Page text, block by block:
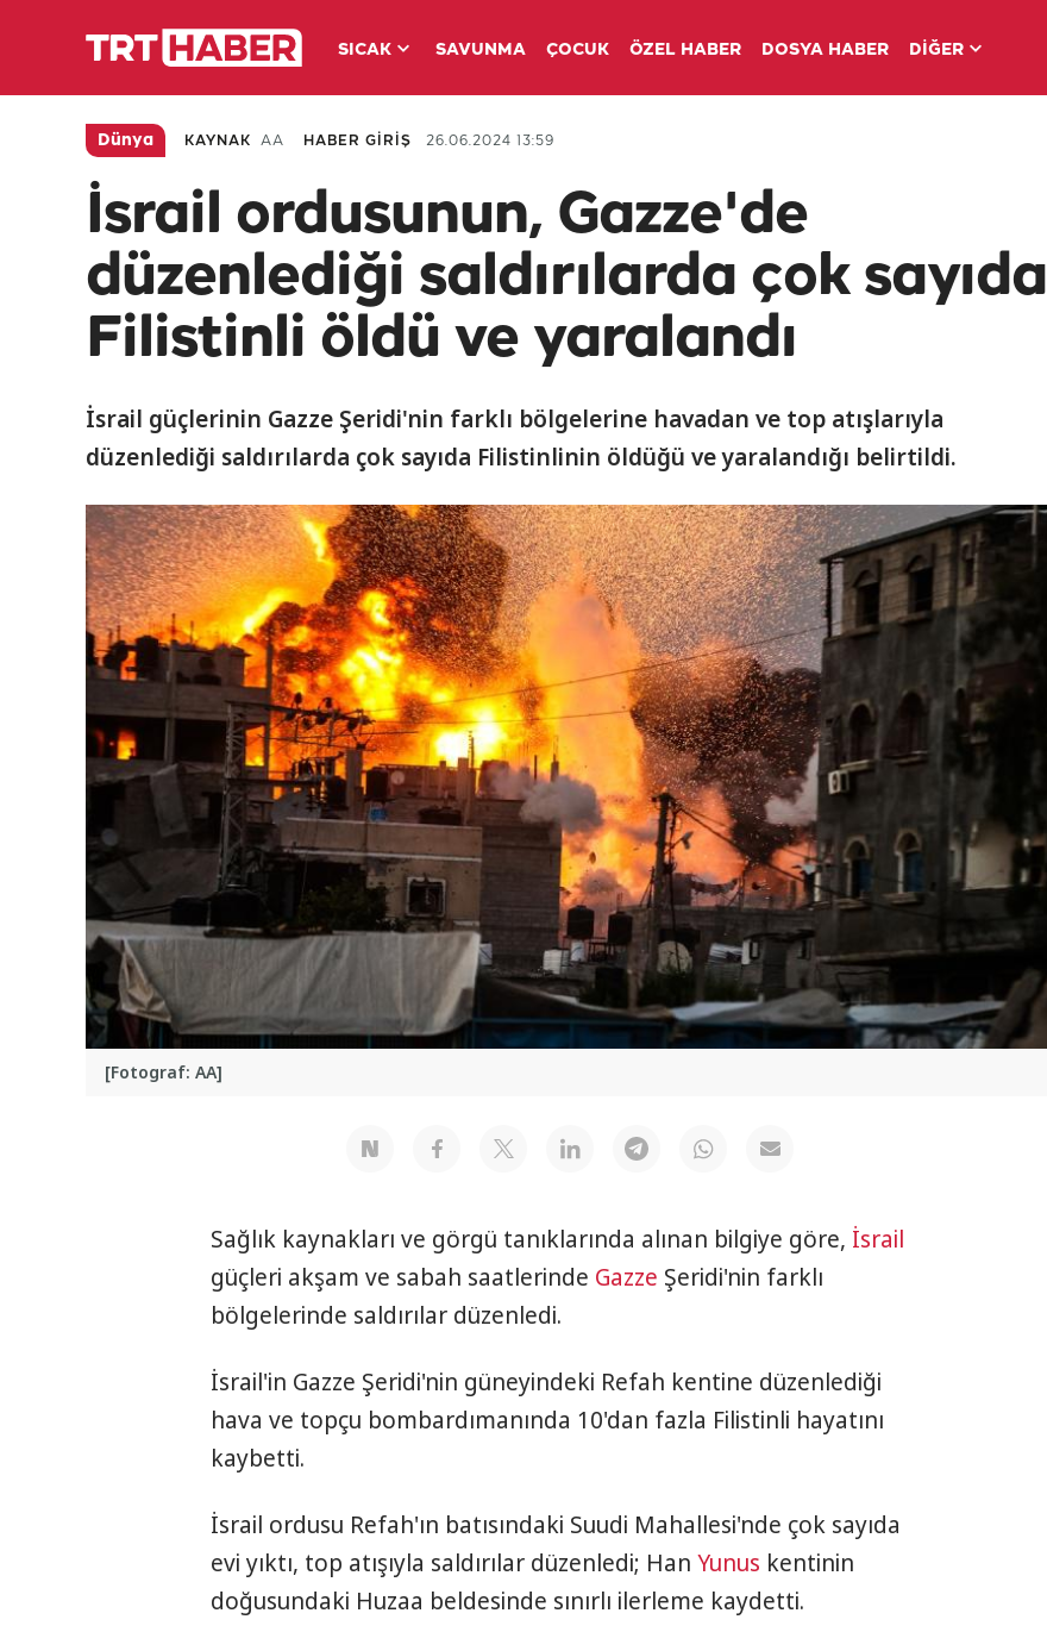
SICAK SAVUNMA ÇOCUK ÖZEL HABER DOSYA HABER DİĞER
Dünya KAYNAK AA HABER GİRİŞ 26.06.2024 13:59
İsrail ordusunun, Gazze'de
düzenlediği saldırılarda çok sayıda
Filistinli öldü ve yaralandı
İsrail güçlerinin Gazze Şeridi'nin farklı bölgelerine havadan ve top atışlarıyla
düzenlediği saldırılarda çok sayıda Filistinlinin öldüğü ve yaralandığı belirtildi.
[Fotograf: AA]
Sağlık kaynakları ve görgü tanıklarında alınan bilgiye göre, İsrail
güçleri akşam ve sabah saatlerinde Gazze Şeridi'nin farklı
bölgelerinde saldırılar düzenledi.
İsrail'in Gazze Şeridi'nin güneyindeki Refah kentine düzenlediği
hava ve topçu bombardımanında 10'dan fazla Filistinli hayatını
kaybetti.
İsrail ordusu Refah'ın batısındaki Suudi Mahallesi'nde çok sayıda
evi yıktı, top atışıyla saldırılar düzenledi; Han Yunus kentinin
doğusundaki Huzaa beldesinde sınırlı ilerleme kaydetti.